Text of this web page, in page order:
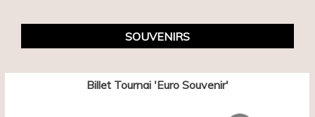
SOUVENIRS
Billet Tournai 'Euro Souvenir'